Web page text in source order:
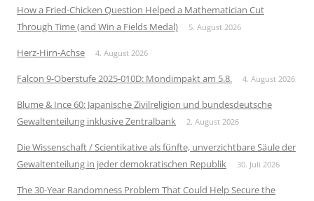
How a Fried-Chicken Question Helped a Mathematician Cut
Through Time (and Win a Fields Medal)
5. August 2026
Herz-Hirn-Achse 4. August 2026
Falcon 9-Oberstufe 2025-010D: Mondimpakt am 5.8. 4. August 2026
Blume & Ince 60: Japanische Zivilreligion und bundesdeutsche
Gewaltenteilung inklusive Zentralbank
2. August 2026
Die Wissenschaft / Scientikative als fünfte, unverzichtbare Säule der
Gewaltenteilung in jeder demokratischen Republik
30. Juli 2026
The 30-Year Randomness Problem That Could Help Secure the